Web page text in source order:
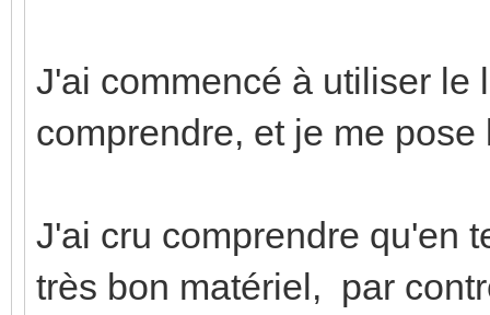
J'ai commencé à utiliser le
comprendre, et je me
J'ai cru comprendre qu'en
très bon matériel, par